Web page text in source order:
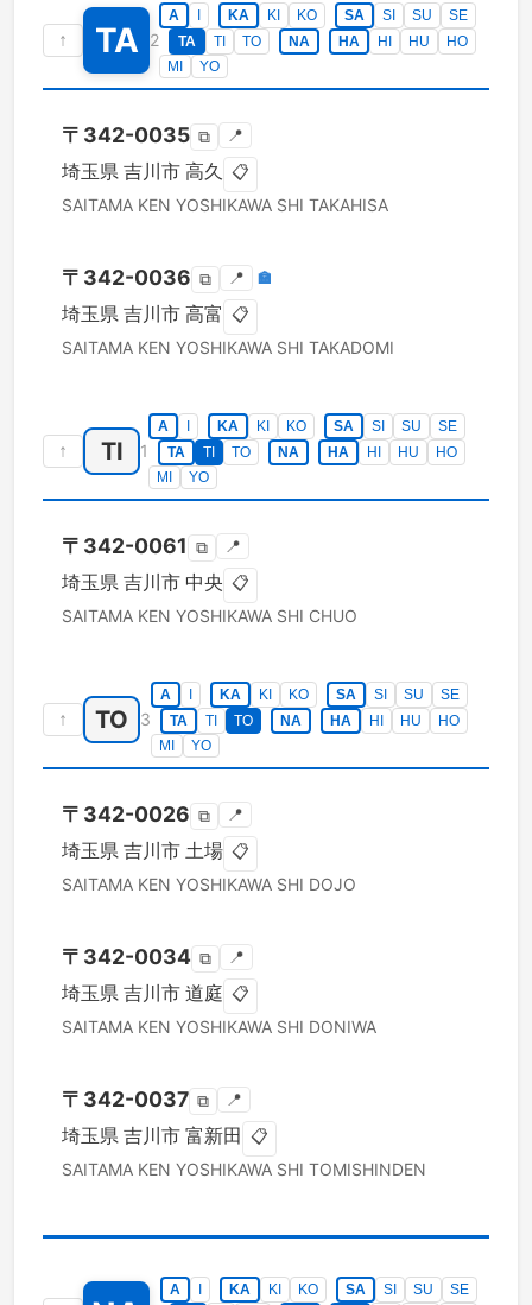
↑ TA 2
A KA KI KO SA SI SU
SE
TA
TI TO NA HA HI HU
HO
MI
YO
〒 342-0035 ⧉ 📍
埼玉県 吉川市 高久 📋
SAITAMA KEN YOSHIKAWA SHI TAKAHISA
〒 342-0036 ⧉ 📍 🏣
埼玉県 吉川市 高富 📋
SAITAMA KEN YOSHIKAWA SHI TAKADOMI
↑ TI 1
A KA KI KO SA SI SU
SE
TA
TI TO NA HA HI HU
HO
MI
YO
〒 342-0061 ⧉ 📍
埼玉県 吉川市 中央 📋
SAITAMA KEN YOSHIKAWA SHI CHUO
↑ TO 3
A KA KI KO SA SI SU
SE
TA
TI TO NA HA HI HU
HO
MI
YO
〒 342-0026 ⧉ 📍
埼玉県 吉川市 土場 📋
SAITAMA KEN YOSHIKAWA SHI DOJO
〒 342-0034 ⧉ 📍
埼玉県 吉川市 道庭 📋
SAITAMA KEN YOSHIKAWA SHI DONIWA
〒 342-0037 ⧉ 📍
埼玉県 吉川市 富新田 📋
SAITAMA KEN YOSHIKAWA SHI TOMISHINDEN
A KA KI KO SA SI SU SE